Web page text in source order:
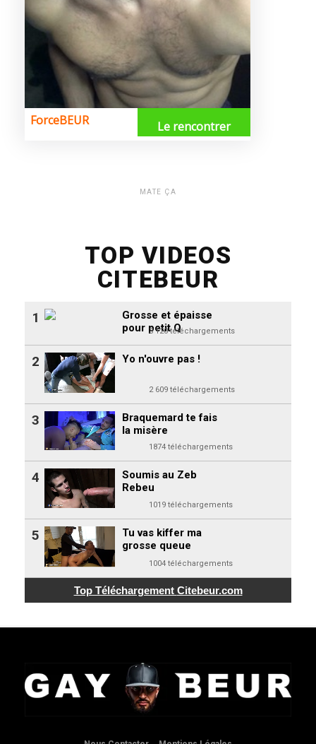
MATE ÇA
TOP VIDEOS
CITEBEUR
Grosse et épaisse
pour petit Q
3 120 téléchargements
1
Yo n'ouvre pas !
2 609 téléchargements
2
Braquemard te fais
la misère
1874 téléchargements
3
Soumis au Zeb
Rebeu
1019 téléchargements
4
Tu vas kiffer ma
grosse queue
1004 téléchargements
5
Top Téléchargement Citebeur.com